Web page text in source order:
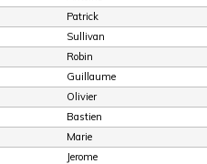
Patrick
Sullivan
Robin
Guillaume
Olivier
Bastien
Marie
Jerome